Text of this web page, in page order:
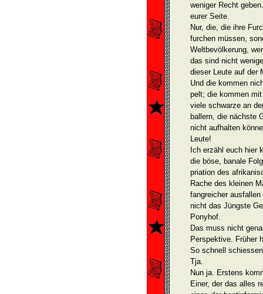
weniger Recht
eurer Seite.
Nur, die, die ihre
furchen müssen,
Weltbevölkerung,
das sind nicht
dieser Leute auf der
Und die kommen
pelt; die kommen
viele schwarze an
ballern, die nächste
nicht aufhalten
Leute!
Ich erzähl euch hier
die böse, banale
priation des
Rache des kleinen
fangreicher
nicht das Jüngste
Ponyhof.
Das muss nicht
Perspektive. Früher
So schnell
Tja.
Nun ja. Erstens
Einer, der das alles